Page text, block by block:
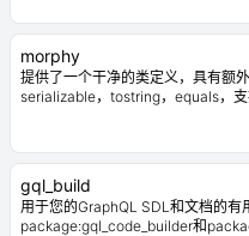
morphy
提供了一个干净的类定义，具有额
serializable，tostring，equals，
gql_build
用于您的GraphQL SDL和文档的有
package:gql_code_builder和